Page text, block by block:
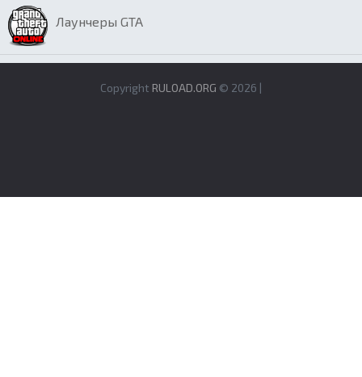
Лаунчеры GTA
Copyright RULOAD.ORG © 2026 |